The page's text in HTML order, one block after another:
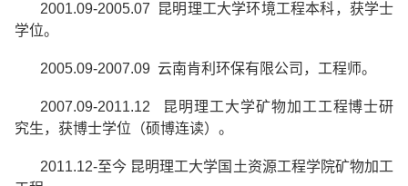
2001.09-2005.07
昆明理工大学环境工程本科，获学士
学位。
2005.09-2007.09 云南肯利环保有限公司，工程师。
2007.09-2011.12
昆明理工大学矿物加工工程博士研
究生，获博士学位（硕博连读）。
2011.12-至今 昆明理工大学国土资源工程学院矿物加工